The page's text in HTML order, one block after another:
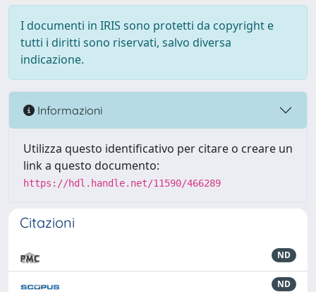
I documenti in IRIS sono protetti da copyright e
tutti i diritti sono riservati, salvo diversa
indicazione.
Informazioni
Utilizza questo identificativo per citare o creare un
link a questo documento:
https://hdl.handle.net/11590/466289
Citazioni
ND
ND